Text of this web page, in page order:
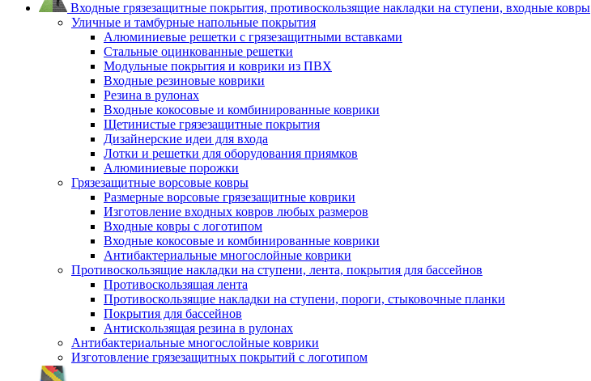
Входные грязезащитные покрытия, противоскользящие накладки на ступени, входные ковры
Уличные и тамбурные напольные покрытия
Алюминиевые решетки с грязезащитными вставками
Стальные оцинкованные решетки
Модульные покрытия и коврики из ПВХ
Входные резиновые коврики
Резина в рулонах
Входные кокосовые и комбинированные коврики
Щетинистые грязезащитные покрытия
Дизайнерские идеи для входа
Лотки и решетки для оборудования приямков
Алюминиевые порожки
Грязезащитные ворсовые ковры
Размерные ворсовые грязезащитные коврики
Изготовление входных ковров любых размеров
Входные ковры с логотипом
Входные кокосовые и комбинированные коврики
Антибактериальные многослойные коврики
Противоскользящие накладки на ступени, лента, покрытия для бассейнов
Противоскользящая лента
Противоскользящие накладки на ступени, пороги, стыковочные планки
Покрытия для бассейнов
Антискользящая резина в рулонах
Антибактериальные многослойные коврики
Изготовление грязезащитных покрытий с логотипом